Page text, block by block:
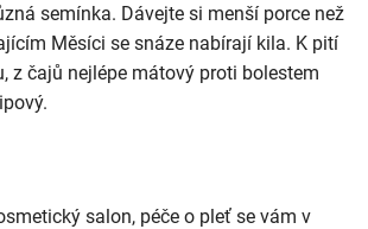
semínka. Dávejte si menší porce než
Měsíci se snáze nabírají kila. K pití
z čajů nejlépe mátový proti bolestem
salon, péče o pleť se vám v